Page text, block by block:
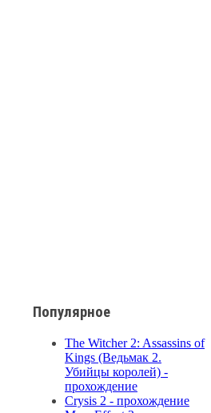
Популярное
The Witcher 2: Assassins of
Kings (Ведьмак 2.
Убийцы королей) -
прохождение
Crysis 2 - прохождение